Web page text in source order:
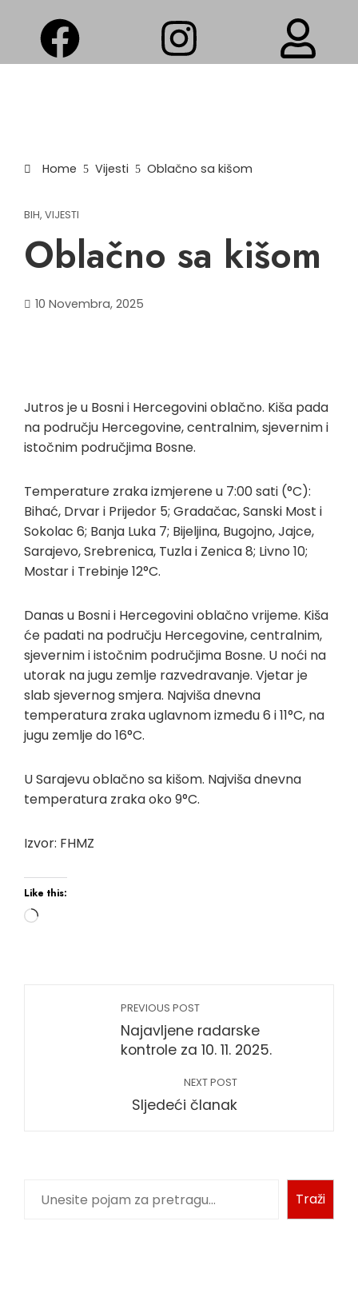
Home Vijesti Oblačno sa kišom
BIH, VIJESTI
Oblačno sa kišom
10 Novembra, 2025
Jutros je u Bosni i Hercegovini oblačno. Kiša pada
na području Hercegovine, centralnim, sjevernim i
istočnim područjima Bosne.
Temperature zraka izmjerene u 7:00 sati (°C):
Bihać, Drvar i Prijedor 5; Gradačac, Sanski Most i
Sokolac 6; Banja Luka 7; Bijeljina, Bugojno, Jajce,
Sarajevo, Srebrenica, Tuzla i Zenica 8; Livno 10;
Mostar i Trebinje 12°C.
Danas u Bosni i Hercegovini oblačno vrijeme. Kiša
će padati na području Hercegovine, centralnim,
sjevernim i istočnim područjima Bosne. U noći na
utorak na jugu zemlje razvedravanje. Vjetar je
slab sjevernog smjera. Najviša dnevna
temperatura zraka uglavnom između 6 i 11°C, na
jugu zemlje do 16°C.
U Sarajevu oblačno sa kišom. Najviša dnevna
temperatura zraka oko 9°C.
Izvor: FHMZ
Like this:
PREVIOUS POST
Najavljene radarske
kontrole za 10. 11. 2025.
NEXT POST
Sljedeći članak
Traži